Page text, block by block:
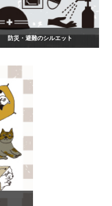
防災・避難のシルエット